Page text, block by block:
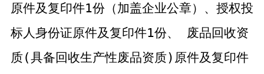
原件及复印件1份（加盖企业公章）、 授权投
标人身份证原件及复印件1份、 废品回收资
质 (具备回收生产性废品资质) 原件及复印件